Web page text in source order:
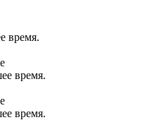
время.
время.
время.